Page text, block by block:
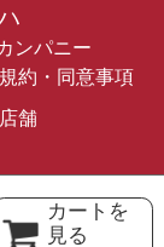
カートを
見る
ンパニー
規約・同意事項
店舗
Reserved.